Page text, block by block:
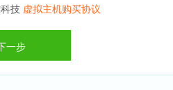
技 虚拟主机购买协议